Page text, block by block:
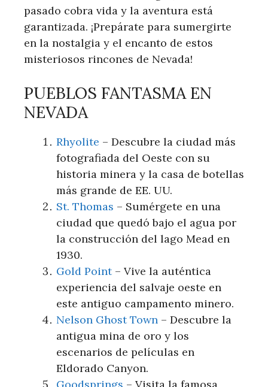
pasado cobra⁤ vida y la aventura está
garantizada. ¡Prepárate para sumergirte
en la nostalgia y el encanto de estos
‌misteriosos rincones de Nevada!
PUEBLOS FANTASMA EN
NEVADA
Rhyolite – Descubre la ciudad más
fotografiada del Oeste con su
historia minera ⁢y la‌ casa de botellas
más grande de ⁣EE. UU.
St. Thomas – Sumérgete en una
‌ciudad que quedó bajo⁢ el agua por
la construcción del lago Mead en
⁢1930.
Gold ‌Point– ⁢Vive la auténtica
experiencia ​del ⁣salvaje oeste⁢ en
este antiguo campamento minero.
Nelson Ghost Town – Descubre la
antigua mina de oro y los
escenarios de películas en
⁣Eldorado Canyon.
Goodsprings – Visita la​ famosa